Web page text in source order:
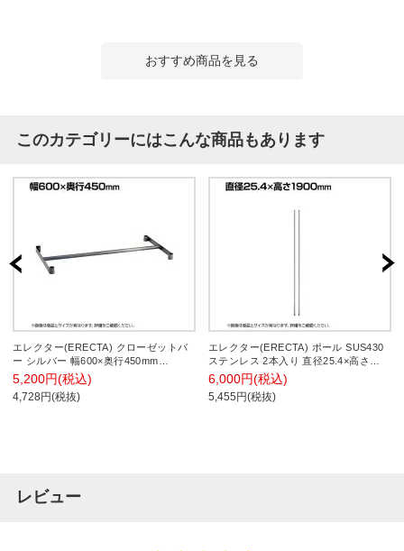
おすすめ商品を見る
このカテゴリーにはこんな商品もあります
エレクター(ERECTA) クローゼットバ
ー シルバー 幅600×奥行450mm
B1824VCL
5,200円(税込)
4,728円(税抜)
エレクター(ERECTA) ポール SUS430
ステンレス 2本入り 直径25.4×高さ
1900mm B74PS2
6,000円(税込)
5,455円(税抜)
レビュー